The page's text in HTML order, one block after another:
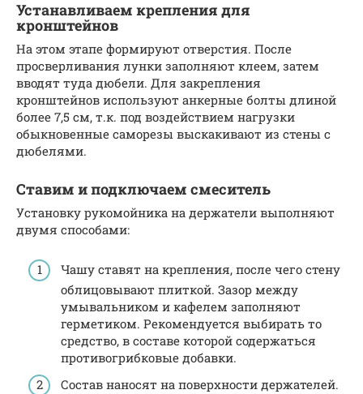
Устанавливаем крепления для
кронштейнов
На этом этапе формируют отверстия. После
просверливания лунки заполняют клеем, затем
вводят туда дюбели. Для закрепления
кронштейнов используют анкерные болты длиной
более 7,5 см, т.к. под воздействием нагрузки
обыкновенные саморезы выскакивают из стены с
дюбелями.
Ставим и подключаем смеситель
Установку рукомойника на держатели выполняют
двумя способами:
Чашу ставят на крепления, после чего стену
облицовывают плиткой. Зазор между
умывальником и кафелем заполняют
герметиком. Рекомендуется выбирать то
средство, в составе которой содержаться
противогрибковые добавки.
Состав наносят на поверхности держателей.